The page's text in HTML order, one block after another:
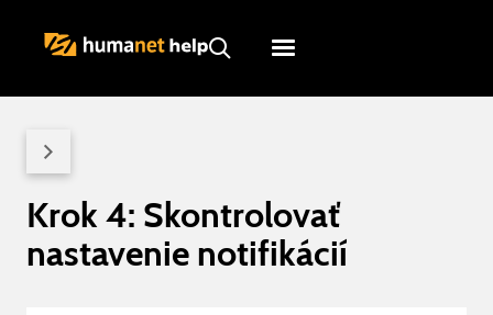
Humanet
Krok 4: Skontrolovať
nastavenie notifikácií